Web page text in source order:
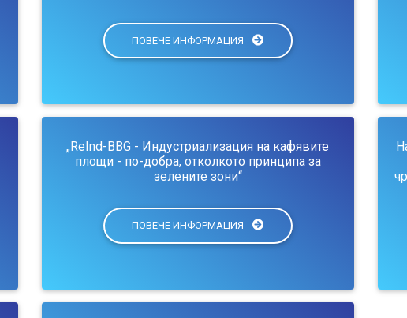
ПОВЕЧЕ ИНФОРМАЦИЯ
„ReInd-BBG - Индустриализация на кафявите
площи - по-добра, отколкото принципа за
зелените зони“
ПОВЕЧЕ ИНФОРМАЦИЯ